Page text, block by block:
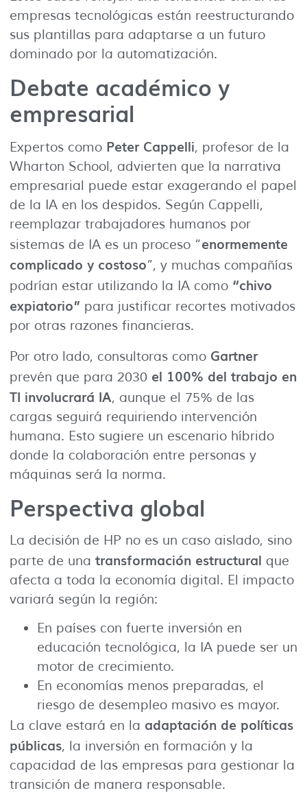
empresas tecnológicas están reestructurando
sus plantillas para adaptarse a un futuro
dominado por la automatización.
Debate académico y
empresarial
Expertos como Peter Cappelli, profesor de la
Wharton School, advierten que la narrativa
empresarial puede estar exagerando el papel
de la IA en los despidos. Según Cappelli,
reemplazar trabajadores humanos por
sistemas de IA es un proceso “enormemente
complicado y costoso”, y muchas compañías
podrían estar utilizando la IA como “chivo
expiatorio” para justificar recortes motivados
por otras razones financieras.
Por otro lado, consultoras como Gartner
prevén que para 2030 el 100% del trabajo en
TI involucrará IA, aunque el 75% de las
cargas seguirá requiriendo intervención
humana. Esto sugiere un escenario híbrido
donde la colaboración entre personas y
máquinas será la norma.
Perspectiva global
La decisión de HP no es un caso aislado, sino
parte de una transformación estructural que
afecta a toda la economía digital. El impacto
variará según la región:
En países con fuerte inversión en
educación tecnológica, la IA puede ser un
motor de crecimiento.
En economías menos preparadas, el
riesgo de desempleo masivo es mayor.
La clave estará en la adaptación de políticas
públicas, la inversión en formación y la
capacidad de las empresas para gestionar la
transición de manera responsable.